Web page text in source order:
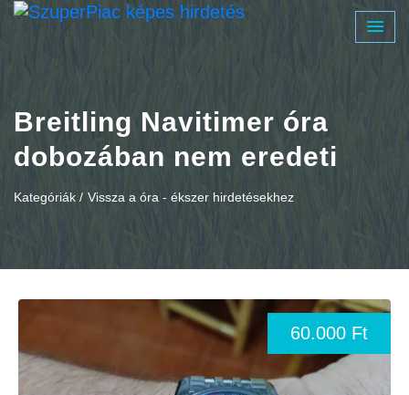
Breitling Navitimer óra
dobozában nem eredeti
Kategóriák / Vissza a óra - ékszer hirdetésekhez
60.000 Ft